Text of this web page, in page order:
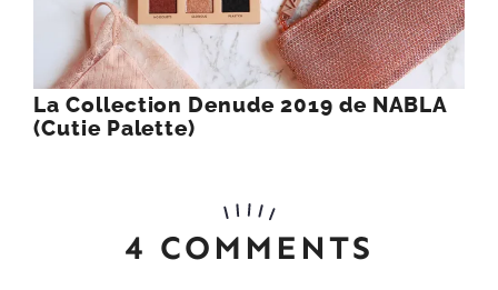
La Collection Denude 2019 de NABLA
(Cutie Palette)
4 COMMENTS